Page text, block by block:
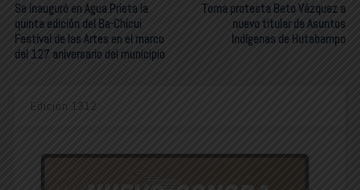
Se inauguró en Agua Prieta la
quinta edición del Ba-Chicui
Festival de las Artes en el marco
del 127 aniversario del municipio
Toma protesta Beto Vázquez a
nuevo titular de Asuntos
Indígenas de Hutabampo
Edición 1312